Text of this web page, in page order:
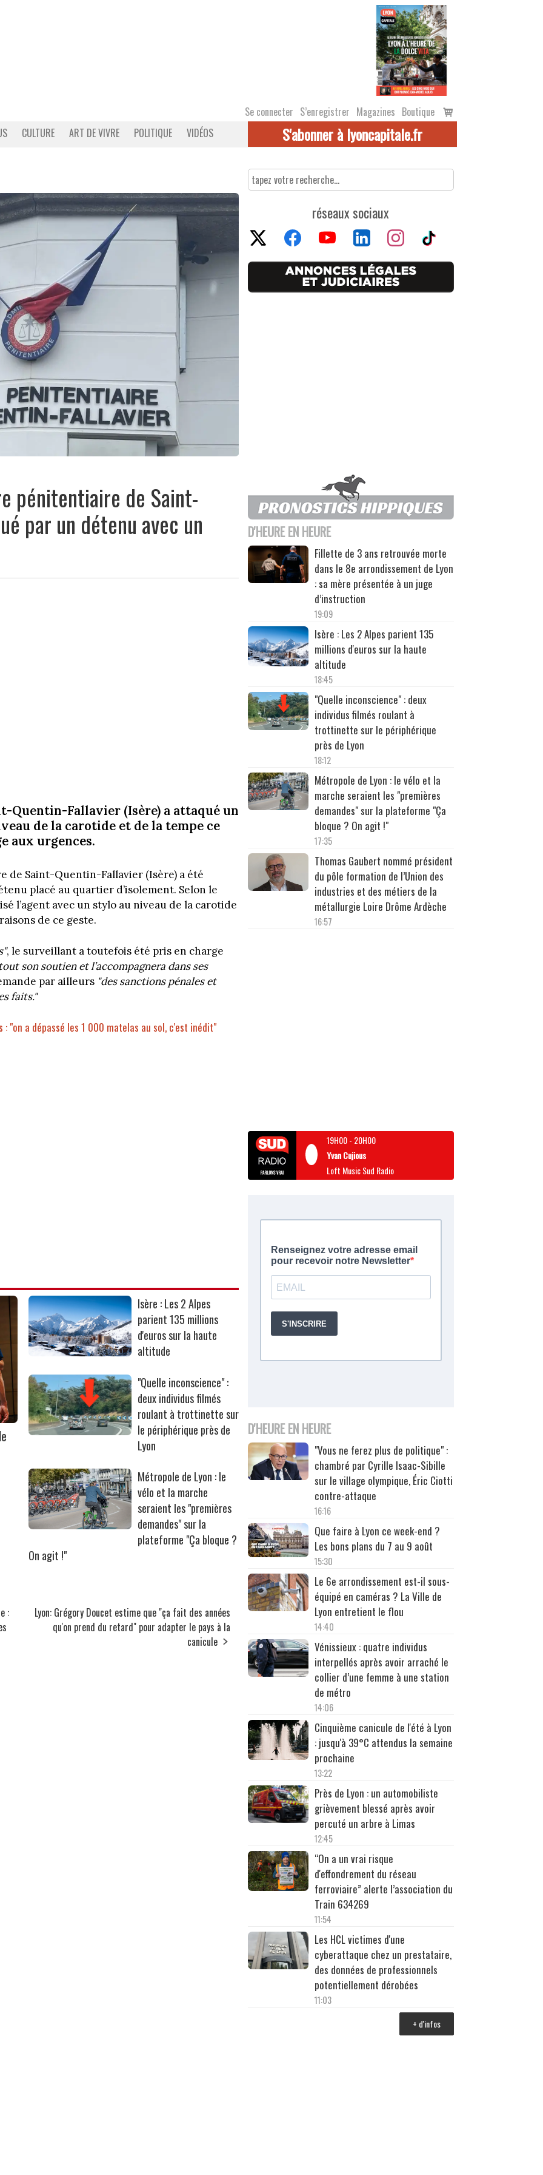
Se connecter S’enregistrer Magazines Boutique
Voir
le
CULTURE ART DE VIVRE POLITIQUE VIDÉOS S'abonner à lyoncapitale.fr
pénitentiaire de Saint-
par un détenu avec un
Quentin-Fallavier (Isère) a attaqué un
de la carotide et de la tempe ce
aux urgences.
Saint-Quentin-Fallavier (Isère) a été
placé au quartier d’isolement. Selon le
l’agent avec un stylo au niveau de la carotide
de ce geste.
, le surveillant a toutefois été pris en charge
son soutien et l’accompagnera dans ses
par ailleurs "des sanctions pénales et
faits."
: "on a dépassé les 1 000 matelas au sol, c'est inédit"
Isère : Les 2 Alpes
parient 135 millions
d'euros sur la haute
altitude
"Quelle inconscience" :
deux individus filmés
roulant à trottinette sur
le périphérique près de
Lyon
Métropole de Lyon : le
vélo et la marche
seraient les "premières
demandes" sur la
plateforme "Ça bloque ?
On agit !"
:
Lyon: Grégory Doucet estime que "ça fait des années
qu'on prend du retard" pour adapter le pays à la
canicule
réseaux sociaux
D'HEURE EN HEURE
Fillette de 3 ans retrouvée morte
dans le 8e arrondissement de Lyon
: sa mère présentée à un juge
d’instruction
19:09
Isère : Les 2 Alpes parient 135
millions d'euros sur la haute
altitude
18:45
"Quelle inconscience" : deux
individus filmés roulant à
trottinette sur le périphérique
près de Lyon
18:12
Métropole de Lyon : le vélo et la
marche seraient les "premières
demandes" sur la plateforme "Ça
bloque ? On agit !"
17:35
Thomas Gaubert nommé président
du pôle formation de l’Union des
industries et des métiers de la
métallurgie Loire Drôme Ardèche
16:57
19H00- 20H00
Yvan Cujious
Loft Music Sud Radio
D'HEURE EN HEURE
"Vous ne ferez plus de politique" :
chambré par Cyrille Isaac-Sibille
sur le village olympique, Éric Ciotti
contre-attaque
16:16
Que faire à Lyon ce week-end ?
Les bons plans du 7 au 9 août
15:30
Le 6e arrondissement est-il sous-
équipé en caméras ? La Ville de
Lyon entretient le flou
14:40
Vénissieux : quatre individus
interpellés après avoir arraché le
collier d’une femme à une station
de métro
14:06
Cinquième canicule de l'été à Lyon
: jusqu'à 39°C attendus la semaine
prochaine
13:22
Près de Lyon : un automobiliste
grièvement blessé après avoir
percuté un arbre à Limas
12:45
“On a un vrai risque
d'effondrement du réseau
ferroviaire” alerte l’association du
Train 634269
11:54
Les HCL victimes d'une
cyberattaque chez un prestataire,
des données de professionnels
potentiellement dérobées
11:03
+ d'infos